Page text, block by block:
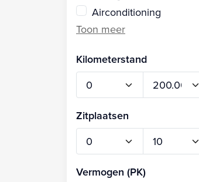
Airconditioning
Kilometerstand
Zitplaatsen
Vermogen (PK)